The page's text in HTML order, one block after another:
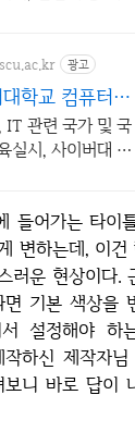
광고
학교 컴퓨터공
을학기 신편입
IT 관련 국가 및 국
실시, 사이버대 신
변하는데, 이
러운 현상이다.
기본 색상을
설정해야 하
하신 제작자님
보니 바로 답이